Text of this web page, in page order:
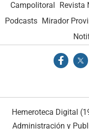
Campolitoral Revista
Podcasts Mirador
Hemeroteca Digital
Administración y